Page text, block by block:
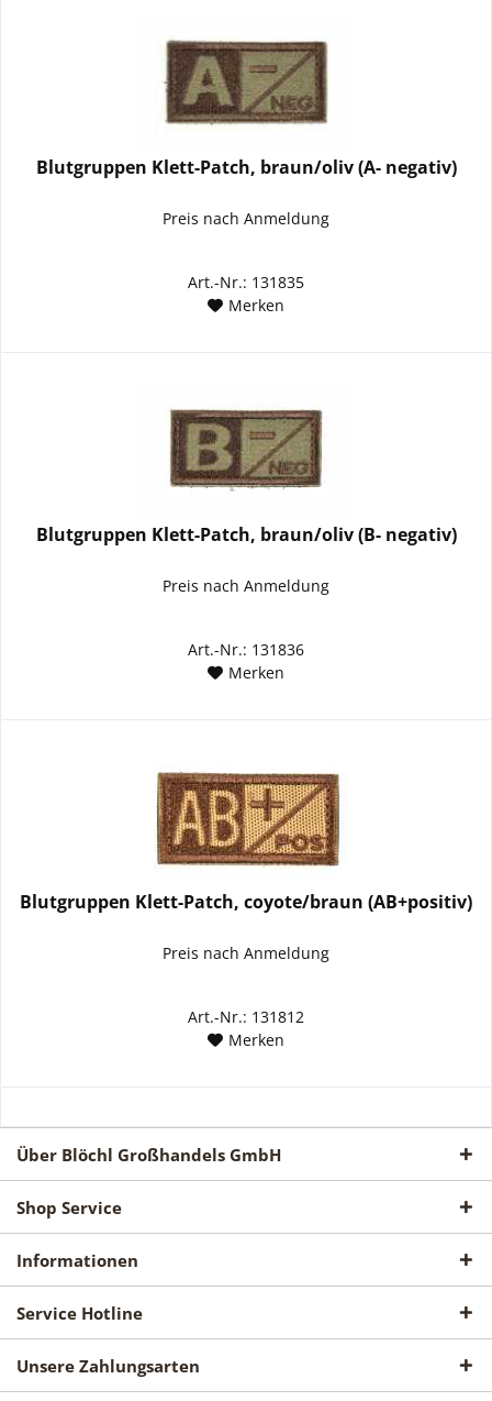
Blutgruppen Klett-Patch, braun/oliv (A- negativ)
Preis nach Anmeldung
Art.-Nr.: 131835
Merken
Blutgruppen Klett-Patch, braun/oliv (B- negativ)
Preis nach Anmeldung
Art.-Nr.: 131836
Merken
Blutgruppen Klett-Patch, coyote/braun (AB+positiv)
Preis nach Anmeldung
Art.-Nr.: 131812
Merken
Über Blöchl Großhandels GmbH
Shop Service
Informationen
Service Hotline
Unsere Zahlungsarten